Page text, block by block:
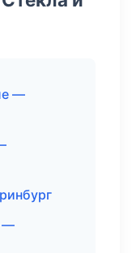
—
—